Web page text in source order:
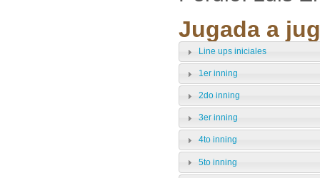
Jugada a
Line ups iniciales
1er inning
2do inning
3er inning
4to inning
5to inning